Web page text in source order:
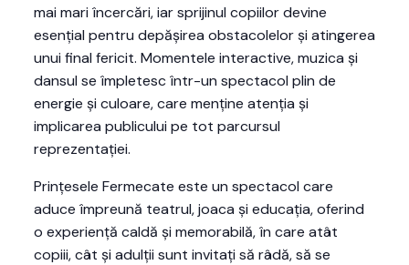
mai mari încercări, iar sprijinul copiilor devine
esențial pentru depășirea obstacolelor și atingerea
unui final fericit. Momentele interactive, muzica și
dansul se împletesc într-un spectacol plin de
energie și culoare, care menține atenția și
implicarea publicului pe tot parcursul
reprezentației.
Prințesele Fermecate este un spectacol care
aduce împreună teatrul, joaca și educația, oferind
o experiență caldă și memorabilă, în care atât
copiii, cât și adulții sunt invitați să râdă, să se